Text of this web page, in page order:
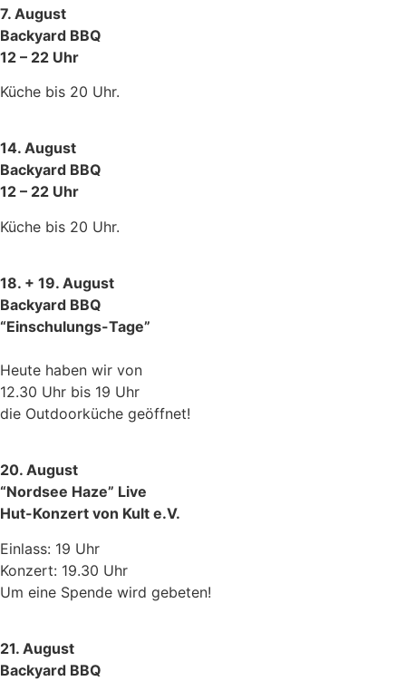
7. August
Backyard BBQ
12 – 22 Uhr
Küche bis 20 Uhr.
14. August
Backyard BBQ
12 – 22 Uhr
Küche bis 20 Uhr.
18. + 19. August
Backyard BBQ
“Einschulungs-Tage”
Heute haben wir von
12.30 Uhr bis 19 Uhr
die Outdoorküche geöffnet!
20. August
“Nordsee Haze” Live
Hut-Konzert von Kult e.V.
Einlass: 19 Uhr
Konzert: 19.30 Uhr
Um eine Spende wird gebeten!
21. August
Backyard BBQ